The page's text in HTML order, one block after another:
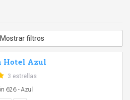
filtros
Hotel Azul
3 estrellas
626 - Azul